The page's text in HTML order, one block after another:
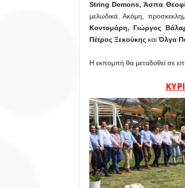
String Demons, Άσπα
μελωδικά. Ακόμη,
Κοντομάρη, Γιώργος
Πέτρος Ξεκούκης καιΌλγα
Η εκπομπή θα μεταδοθεί σε